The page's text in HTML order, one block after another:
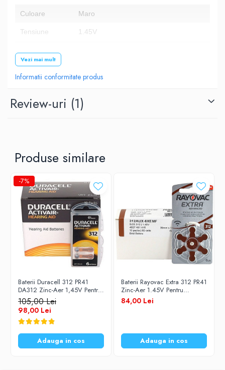
Culoare Maro
Tensiune 1.45V
Alte coduri
Vezi mai mult
Informatii conformitate produs
Review-uri (1)
Produse similare
-7%
Baterii Duracell 312 PR41
DA312 Zinc-Aer 1,45V Pentru
Aparate Auditive Set 60
Baterii
105,00 Lei
98,00 Lei
Adauga in cos
Baterii Rayovac Extra 312 PR41
Zinc-Aer 1.45V Pentru
Aparate Auditive Set 60
Baterii
84,00 Lei
Adauga in cos